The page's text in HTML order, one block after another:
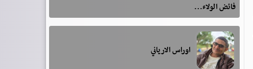
فائض الولاء…
اوراس الارياني